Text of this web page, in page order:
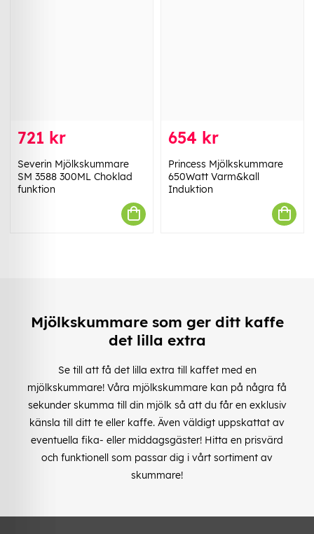
721 kr
Severin Mjölkskummare
SM 3588 300ML Choklad
funktion
654 kr
Princess Mjölkskummare
650Watt Varm&kall
Induktion
Mjölkskummare som ger ditt kaffe
det lilla extra
Se till att få det lilla extra till kaffet med en
mjölkskummare! Våra mjölkskummare kan på några få
sekunder skumma till din mjölk så att du får en exklusiv
känsla till ditt te eller kaffe. Även väldigt uppskattat av
eventuella fika- eller middagsgäster! Hitta en prisvärd
och funktionell som passar dig i vårt sortiment av
skummare!